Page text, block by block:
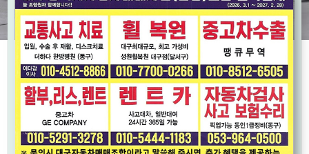
[현대] LF쏘나타 뉴라이즈 LPi 렌터카 모던
* 단순교환 * 가성비 좋은 LPG 모델 * 내비게이션,후방카메라 *
2018년08월
8.1만km